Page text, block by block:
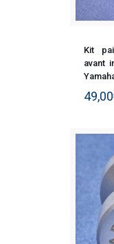
Kit
avant
49,00